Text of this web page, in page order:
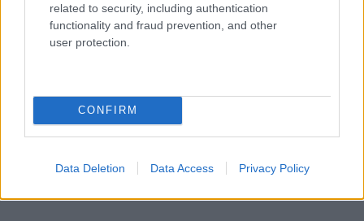
related to security, including authentication
functionality and fraud prevention, and other
user protection.
CONFIRM
Data Deletion Data Access Privacy Policy
Santa Domenica Vittoria (ME) - 109.9km
SS 116 al Km. 7,700 - Viale libertà, 335